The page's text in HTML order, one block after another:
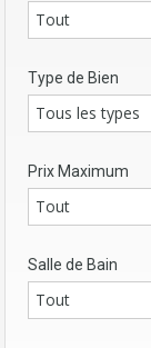
Tout
Type de Bien
Tous les types
Prix Maximum
Tout
Salle de Bain
Tout